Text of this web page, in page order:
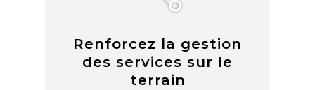
Renforcez la gestion
des services sur le
terrain